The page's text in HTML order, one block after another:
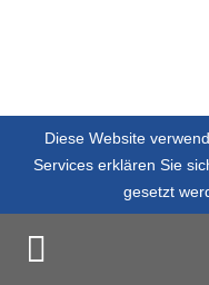
Diese Website
Services erklären Sie
gesetzt